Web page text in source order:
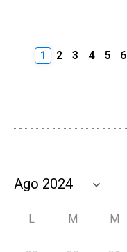
1 2 3 4 5 6
L M M